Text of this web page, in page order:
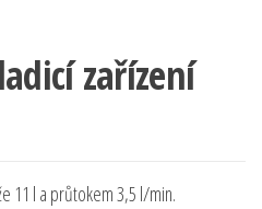
zařízení
11 l a průtokem 3,5 l/min.